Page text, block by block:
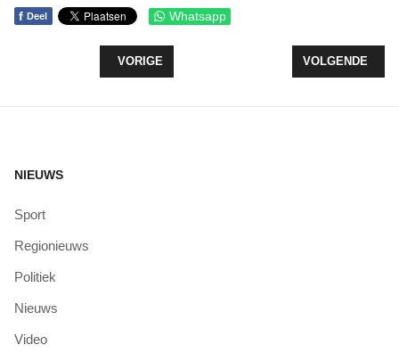
f Deel Whatsapp
VORIG ARTIKEL: HAVENDAGEN 2025: TWEE
VORIGE VOLGENDE
VOLGENDE
NIEUWS
Sport
Regionieuws
Politiek
Nieuws
Video